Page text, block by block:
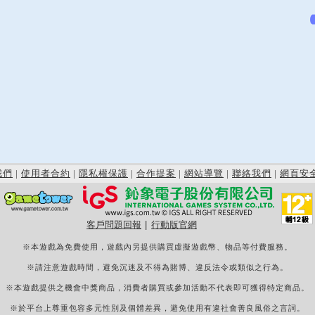
們 | 使用者合約 | 隱私權保護 | 合作提案 | 網站導覽 | 聯絡我們 | 網頁安
客戶問題回報 行動版官網
※本遊戲為免費使用，遊戲內另提供購買虛擬遊戲幣、物品等付費服務。
※請注意遊戲時間，避免沉迷及不得為賭博、違反法令或類似之行為。
※本遊戲提供之機會中獎商品，消費者購買或參加活動不代表即可獲得特定商品。
※於平台上尊重包容多元性別及個體差異，避免使用有違社會善良風俗之言詞。